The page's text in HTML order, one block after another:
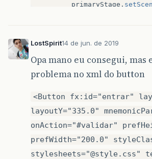
primaryStage .
launch(args);
}
LostSpirit14 de jun. de 2019
Opa mano eu consegui, mas
problema no xml do button
<Button fx:id="entrar"
layoutY="335.0"
onAction="#validar"
prefWidth="200.0"
stylesheets="@style.css"